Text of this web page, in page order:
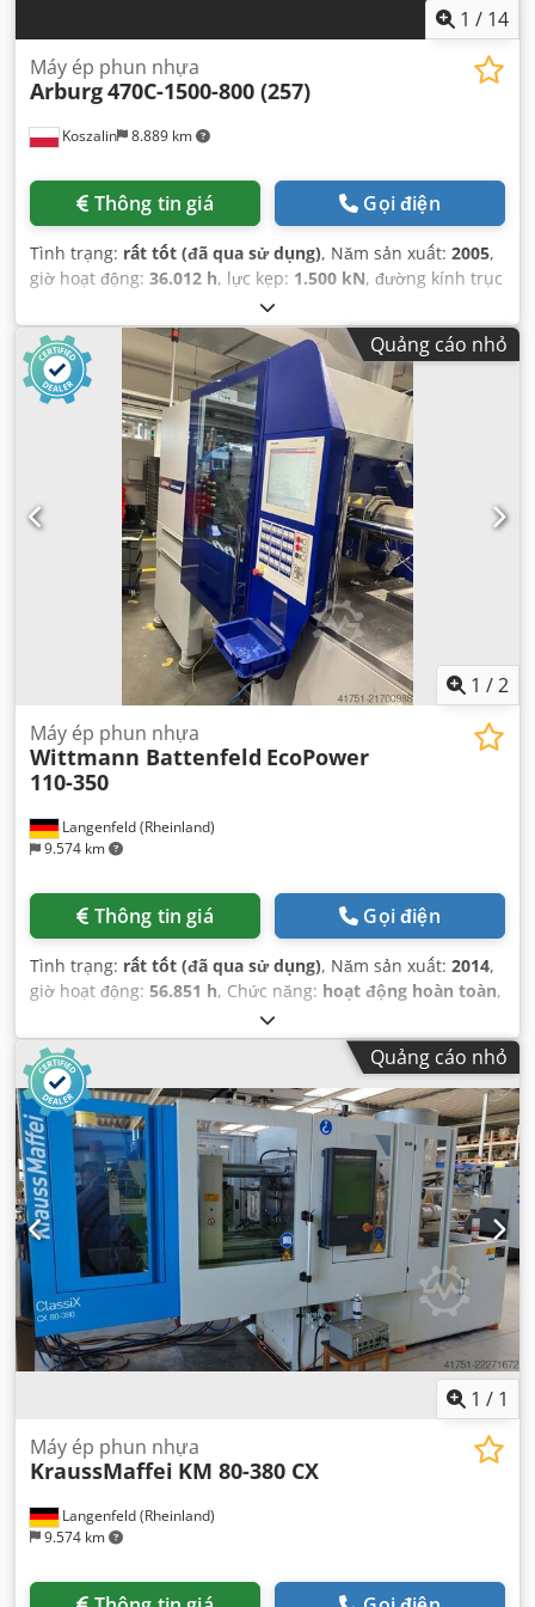
1 / 14
Koszalin 8.889 km
Máy ép phun nhựa
Arburg470C-1500-800 (257)
Thông tin giá Gọi điện
Tình trạng: rất tốt (đã qua sử dụng), Năm sản xuất: 2005,
giờ hoạt động: 36.012 h, lực kẹp: 1.500 kN, đường kính trục
, khoảng cách giữa các cột:
lanh:318 cm³, áp suất phun:2.470 thanh, trọng lượng
phun:291 g, chiều cao khuôn (tối thiểu):250 mm,
Quảng cáo nhỏ
1 /2
Langenfeld (Rheinland)
9.574 km
Máy ép phun nhựa
Wittmann Battenfeld EcoPower
110-350
Thông tin giá Gọi điện
Tình trạng: rất tốt (đã qua sử dụng), Năm sản xuất: 2014,
giờ hoạt động: 56.851 h, Chức năng: hoạt động hoàn toàn,
, đường kính trục vít:
lanh:86 cm³, áp suất phun:3.000 thanh, chiều cao khuôn
(tối thiểu):
450 mm, trọng lượng
tổng cộng:4.800 kg, điện áp đầu vào:400 V, Thiết bị:tài
liệu / sổ tay hướng dẫn,
Quảng cáo nhỏ
1 / 1
Langenfeld (Rheinland)
9.574 km
Máy ép phun nhựa
KraussMaffei KM 80-380 CX